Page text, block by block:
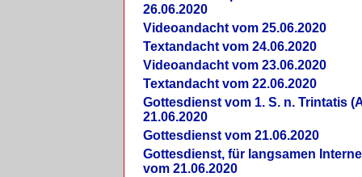
26.06.2020
Videoandacht vom 25.06.2020
Textandacht vom 24.06.2020
Videoandacht vom 23.06.2020
Textandacht vom 22.06.2020
Gottesdienst vom 1. S. n. Trintatis
21.06.2020
Gottesdienst vom 21.06.2020
Gottesdienst, für langsamen
vom 21.06.2020